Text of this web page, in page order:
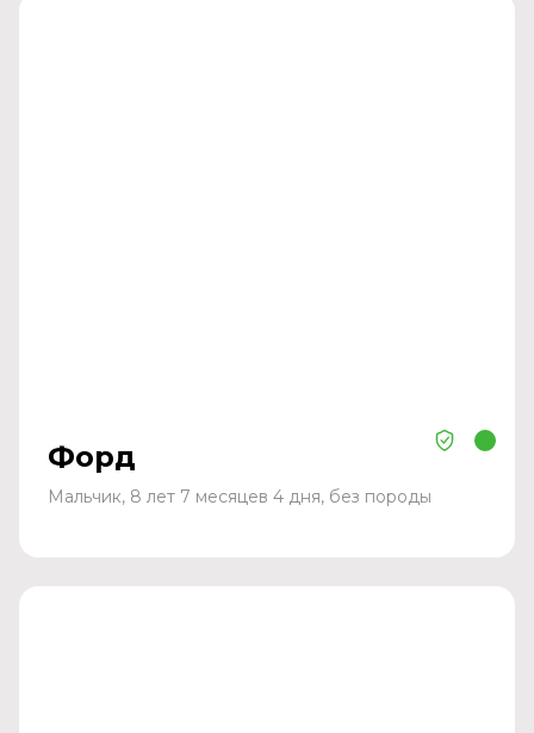
Форд
Мальчик, 8 лет 7 месяцев 4 дня, без породы